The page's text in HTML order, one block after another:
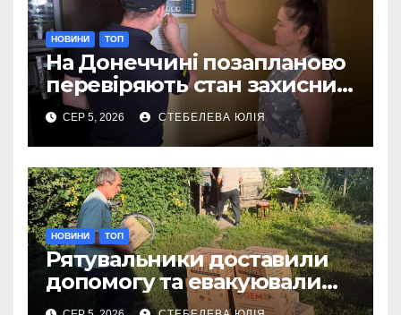
НОВИНИ ТОП
На Донеччині позапланово
перевіряють стан захисних
споруд
СЕР 5, 2026 СТЕБЕЛЕВА ЮЛІЯ
НОВИНИ ТОП
Рятувальники доставили
допомогу та евакуювали
людину на Донеччині